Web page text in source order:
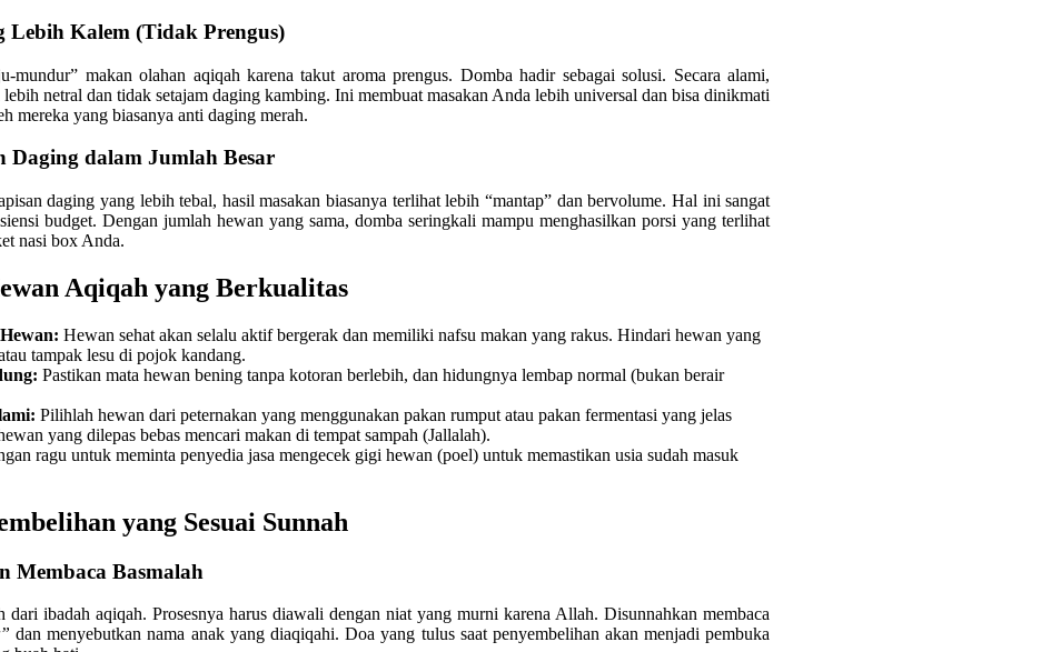
Lebih Kalem (Tidak Prengus)
mundur” makan olahan aqiqah karena takut aroma prengus. Domba hadir sebagai solusi. Secara alami,
netral dan tidak setajam daging kambing. Ini membuat masakan Anda lebih universal dan bisa dinikmati
mereka yang biasanya anti daging merah.
Daging dalam Jumlah Besar
daging yang lebih tebal, hasil masakan biasanya terlihat lebih “mantap” dan bervolume. Hal ini sangat
budget. Dengan jumlah hewan yang sama, domba seringkali mampu menghasilkan porsi yang terlihat
nasi box Anda.
Aqiqah yang Berkualitas
Hewan sehat akan selalu aktif bergerak dan memiliki nafsu makan yang rakus. Hindari hewan yang
tampak lesu di pojok kandang.
Pastikan mata hewan bening tanpa kotoran berlebih, dan hidungnya lembap normal (bukan berair
Pilihlah hewan dari peternakan yang menggunakan pakan rumput atau pakan fermentasi yang jelas
yang dilepas bebas mencari makan di tempat sampah (Jallalah).
ragu untuk meminta penyedia jasa mengecek gigi hewan (poel) untuk memastikan usia sudah masuk
yang Sesuai Sunnah
Membaca Basmalah
dari ibadah aqiqah. Prosesnya harus diawali dengan niat yang murni karena Allah. Disunnahkan membaca
dan menyebutkan nama anak yang diaqiqahi. Doa yang tulus saat penyembelihan akan menjadi pembuka